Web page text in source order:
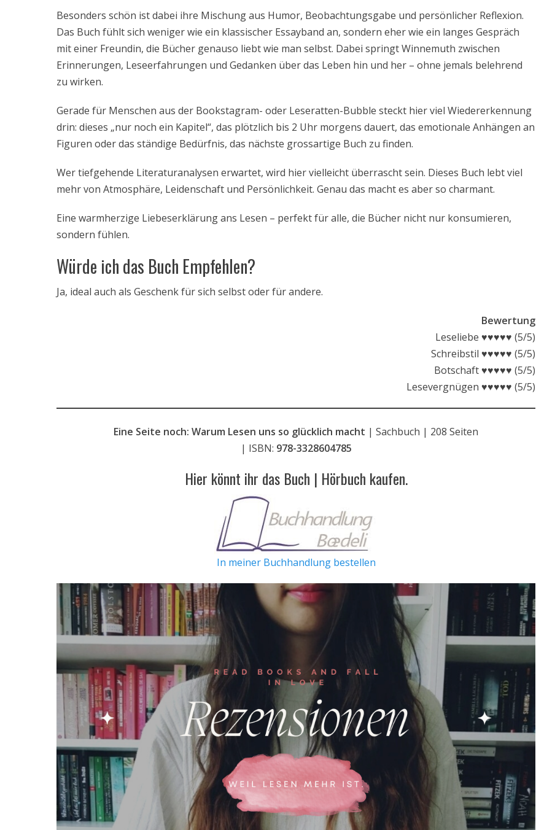
Besonders schön ist dabei ihre Mischung aus Humor, Beobachtungsgabe und persönlicher Reflexion.
Das Buch fühlt sich weniger wie ein klassischer Essayband an, sondern eher wie ein langes Gespräch
mit einer Freundin, die Bücher genauso liebt wie man selbst. Dabei springt Winnemuth zwischen
Erinnerungen, Leseerfahrungen und Gedanken über das Leben hin und her – ohne jemals belehrend
zu wirken.
Gerade für Menschen aus der Bookstagram- oder Leseratten-Bubble steckt hier viel Wiedererkennung
drin: dieses „nur noch ein Kapitel“, das plötzlich bis 2 Uhr morgens dauert, das emotionale Anhängen an
Figuren oder das ständige Bedürfnis, das nächste grossartige Buch zu finden.
Wer tiefgehende Literaturanalysen erwartet, wird hier vielleicht überrascht sein. Dieses Buch lebt viel
mehr von Atmosphäre, Leidenschaft und Persönlichkeit. Genau das macht es aber so charmant.
Eine warmherzige Liebeserklärung ans Lesen – perfekt für alle, die Bücher nicht nur konsumieren,
sondern fühlen.
Würde ich das Buch Empfehlen?
Ja, ideal auch als Geschenk für sich selbst oder für andere.
Bewertung
Leseliebe ♥♥♥♥♥ (5/5)
Schreibstil ♥♥♥♥♥ (5/5)
Botschaft ♥♥♥♥♥ (5/5)
Lesevergnügen ♥♥♥♥♥ (5/5)
Eine Seite noch: Warum Lesen uns so glücklich macht | Sachbuch | 208 Seiten
| ISBN: 978-3328604785
Hier könnt ihr das Buch | Hörbuch kaufen.
In meiner Buchhandlung bestellen